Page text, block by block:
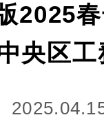
2025
央区工